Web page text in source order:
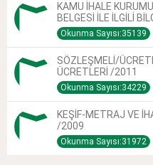
KAMU İHALE
BELGESİ İLE İLGİLİ
Okunma Sayısı:35139
SÖZLEŞMELİ/
ÜCRETLERİ /2011
Okunma Sayısı:34229
KEŞİF-METRAJ VE
/2009
Okunma Sayısı:31972